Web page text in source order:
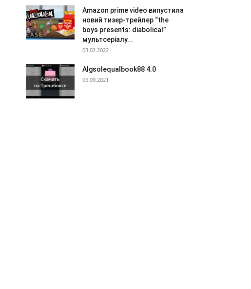
Amazon prime video випустила
новий тизер-трейлер “the
boys presents: diabolical”
мультсеріалу...
03.02.2022
Algsolequalbook88 4.0
05.09.2021